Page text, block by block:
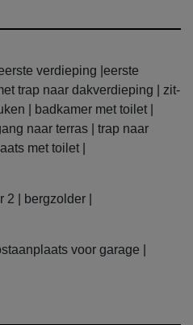
in het Vlaams
verdieping |eerste
trap naar dakverdieping | zit-
| badkamer met toilet |
naar terras | trap naar
met toilet |
2 | bergzolder |
voor garage |